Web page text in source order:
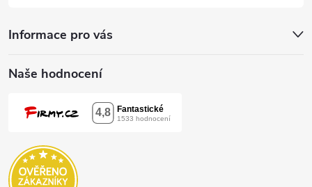
Informace pro vás
Naše hodnocení